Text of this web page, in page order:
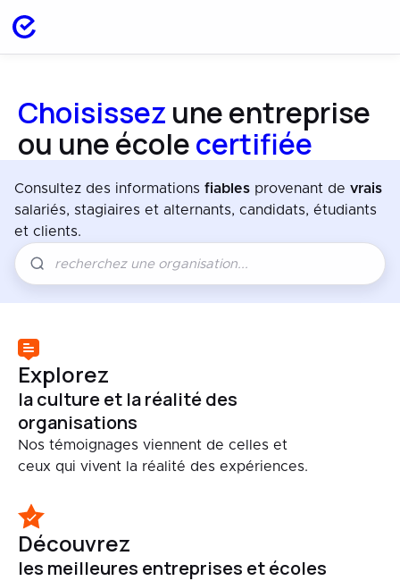
Choisissez une entreprise
ou une écolecertifiée
Consultez des informations fiables provenant de vrais
salariés, stagiaires et alternants, candidats, étudiants
et clients.
Explorez
la culture et la réalité des
organisations
Nos témoignages viennent de celles et
ceux qui vivent la réalité des expériences.
Découvrez
les meilleures entreprises et écoles